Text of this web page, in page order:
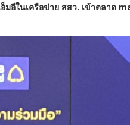
มอีในเครือข่าย สสว. เข้าตลาด